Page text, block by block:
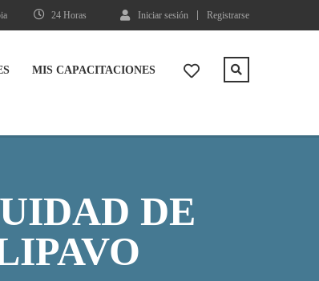
Iniciar sesión Registrarse
24 Horas
MIS CAPACITACIONES
DE